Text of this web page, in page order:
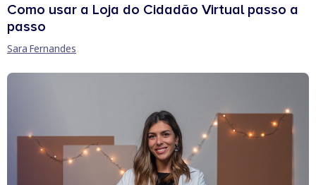
Como usar a Loja do Cidadão Virtual passo a
passo
Sara Fernandes